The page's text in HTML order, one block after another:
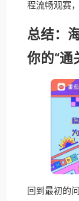
程流畅观赛
总结：
你的“通
回到最初的